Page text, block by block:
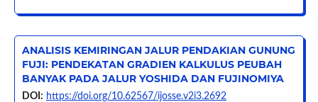
ANALISIS KEMIRINGAN JALUR PENDAKIAN GUNUNG
FUJI: PENDEKATAN GRADIEN KALKULUS PEUBAH
BANYAK PADA JALUR YOSHIDA DAN FUJINOMIYA
DOI: https://doi.org/10.62567/ijosse.v2i3.2692